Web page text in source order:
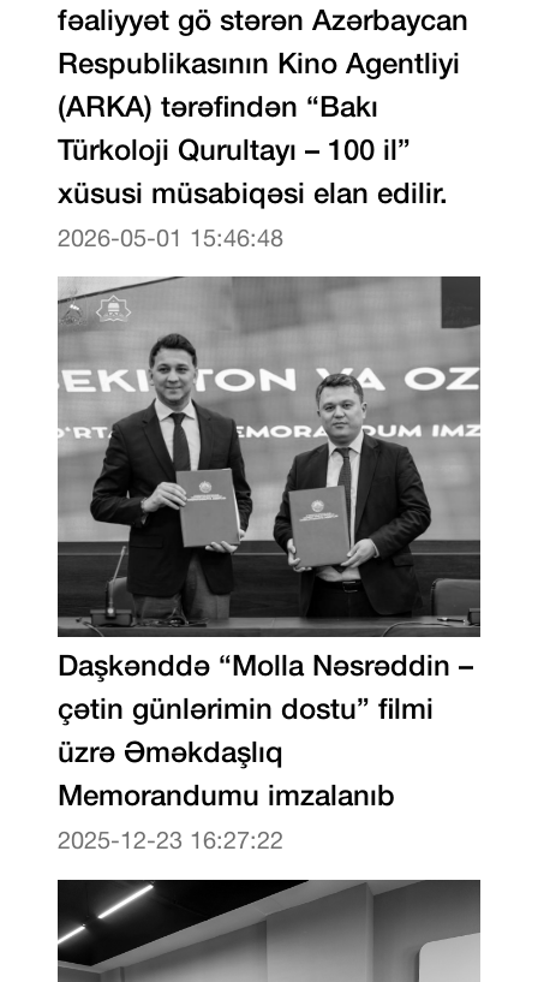
fəaliyyət gö stərən Azərbaycan
Respublikasının Kino Agentliyi
(ARKA) tərəfindən “Bakı
Türkoloji Qurultayı – 100 il”
xüsusi müsabiqəsi elan edilir.
2026-05-01 15:46:48
Daşkənddə “Molla Nəsrəddin –
çətin günlərimin dostu” filmi
üzrə Əməkdaşlıq
Memorandumu imzalanıb
2025-12-23 16:27:22